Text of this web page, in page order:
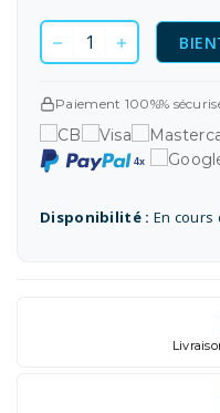
Paiement 100%%
Disponibilité : En